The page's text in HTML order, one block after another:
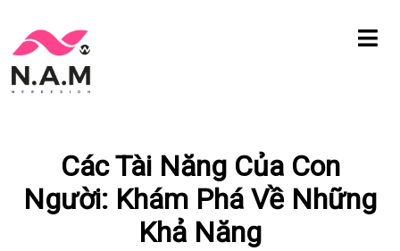
Chuyển
tới
Các Tài Năng Của Con
Người: Khám Phá Về Những
Khả Năng